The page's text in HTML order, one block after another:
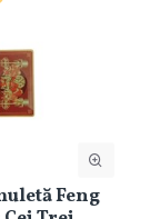
Feng